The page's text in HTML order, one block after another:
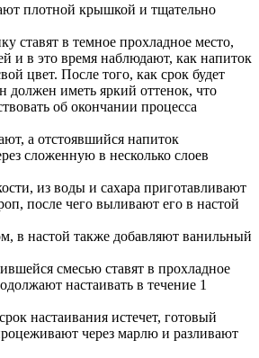
плотной крышкой и тщательно
ставят в темное прохладное место,
и в это время наблюдают, как напиток
цвет. После того, как срок будет
должен иметь яркий оттенок, что
об окончании процесса
а отстоявшийся напиток
сложенную в несколько слоев
из воды и сахара приготавливают
после чего выливают его в настой
в настой также добавляют ванильный
смесью ставят в прохладное
настаивать в течение 1
настаивания истечет, готовый
через марлю и разливают